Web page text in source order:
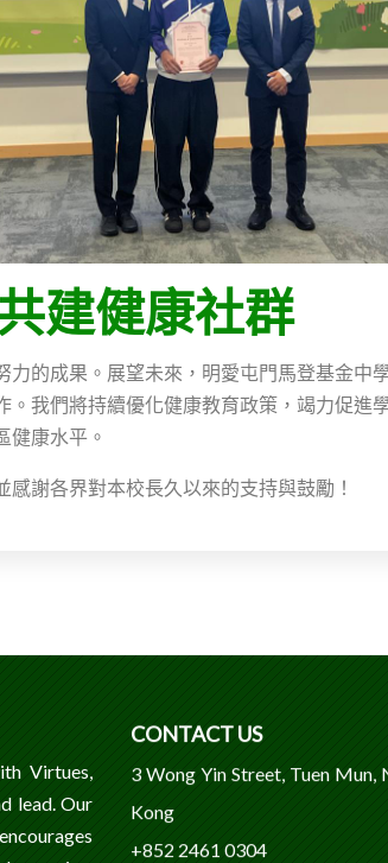
建健康社群
力的成果。展望未來，明愛屯門馬登基金中
。我們將持續優化健康教育政策，竭力促進
健康水平。
謝各界對本校長久以來的支持與鼓勵！
Virtues,
lead. Our
CONTACT US
3 Wong Yin Street, Tuen Mun,
Kong
+852 2461 0304